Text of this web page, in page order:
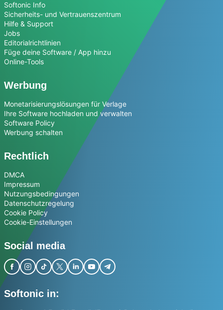
Softonic Info
Sicherheits- und Vertrauenszentrum
Hilfe & Support
Jobs
Editorialrichtlinien
Füge deine Software / App hinzu
Online-Tools
Werbung
Monetarisierungslösungen für Verlage
Ihre Software hochladen und verwalten
Software Policy
Werbung schalten
Rechtlich
DMCA
Impressum
Nutzungsbedingungen
Datenschutzregelung
Cookie Policy
Cookie-Einstellungen
Social media
Softonic in: